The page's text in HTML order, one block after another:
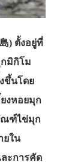
) ตั้งอยู่ที่
กมิกิโม
ขึ้นโดย
งหอยมุก
ณฑ์ไข่มุก
ยใน
ะการคัด